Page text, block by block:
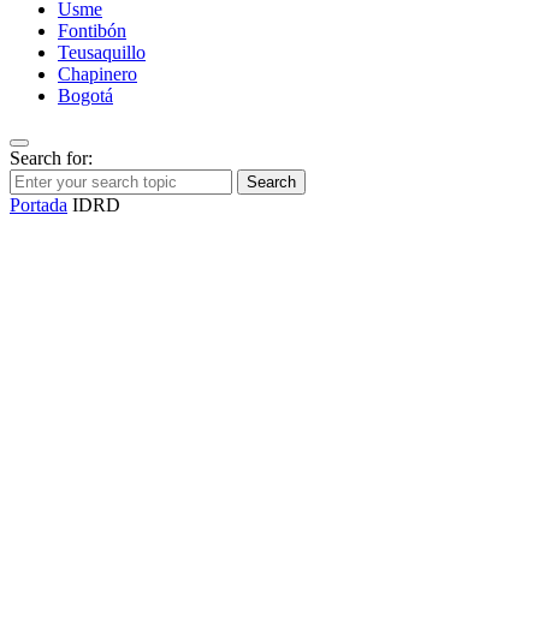
Usme
Fontibón
Teusaquillo
Chapinero
Bogotá
Search for:
Search
Portada IDRD